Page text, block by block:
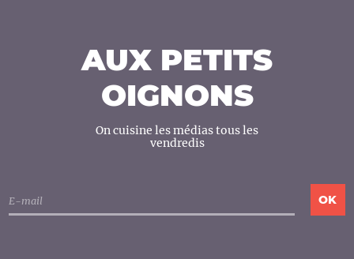
AUX PETITS
OIGNONS
On cuisine les médias tous les
vendredis